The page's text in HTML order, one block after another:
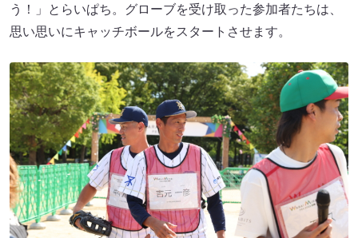
う！」とらいぱち。グローブを受け取った参加者たちは、
思い思いにキャッチボールをスタートさせます。